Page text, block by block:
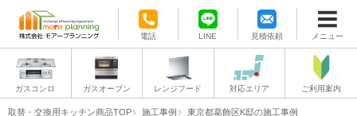
電話 LINE 見積依頼 メニュー
ガスコンロ ガスオーブン レンジフード 対応エリア ご利用案内
取替・交換用キッチン商品TOP 施工事例 東京都葛飾区K邸の施工事例